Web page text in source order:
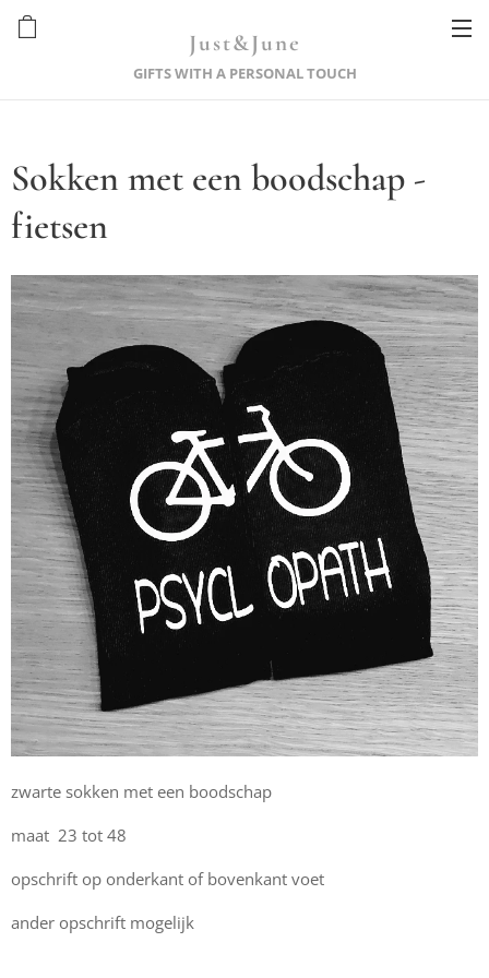
Just&June
GIFTS WITH A PERSONAL TOUCH
Sokken met een boodschap -
fietsen
zwarte sokken met een boodschap
maat 23 tot 48
opschrift op onderkant of bovenkant voet
ander opschrift mogelijk